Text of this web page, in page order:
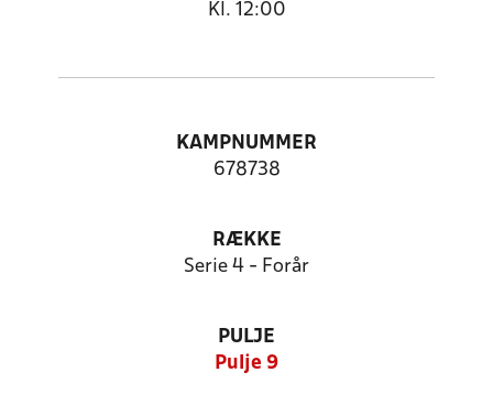
Kl. 12:00
KAMPNUMMER
678738
RÆKKE
Serie 4 - Forår
PULJE
Pulje 9